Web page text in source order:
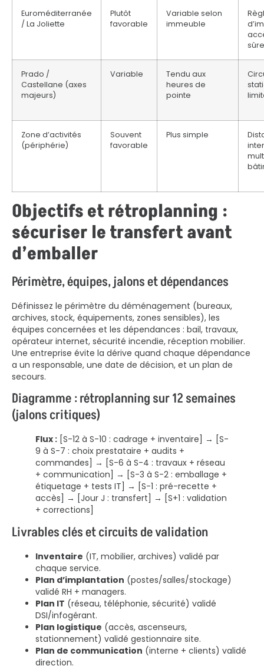
Euroméditerranée
/ La Joliette
Plutôt
favorable
Variable selon
immeuble
Prado /
Castellane (axes
majeurs)
Variable
Tendu aux
heures de
pointe
Zone d’activités
(périphérie)
Souvent
favorable
Plus simple
Objectifs et rétroplanning :
sécuriser le transfert avant
d’emballer
Périmètre, équipes, jalons et dépendances
Définissez le périmètre du déménagement (bureaux,
archives, stock, équipements, zones sensibles), les
équipes concernées et les dépendances : bail, travaux,
opérateur internet, sécurité incendie, réception mobilier.
Une entreprise évite la dérive quand chaque dépendance
a un responsable, une date de décision, et un plan de
secours.
Diagramme : rétroplanning sur 12 semaines
(jalons critiques)
Flux : [S-12 à S-10 : cadrage + inventaire] → [S-
9 à S-7 : choix prestataire + audits +
commandes] → [S-6 à S-4 : travaux + réseau
+ communication] → [S-3 à S-2 : emballage +
étiquetage + tests IT] → [S-1 : pré-recette +
accès] → [Jour J : transfert] → [S+1 : validation
+ corrections]
Livrables clés et circuits de validation
Inventaire (IT, mobilier, archives) validé par
chaque service.
Plan d’implantation (postes/salles/stockage)
validé RH + managers.
Plan IT (réseau, téléphonie, sécurité) validé
DSI/infogérant.
Plan logistique (accès, ascenseurs,
stationnement) validé gestionnaire site.
Plan de communication (interne + clients) validé
direction.